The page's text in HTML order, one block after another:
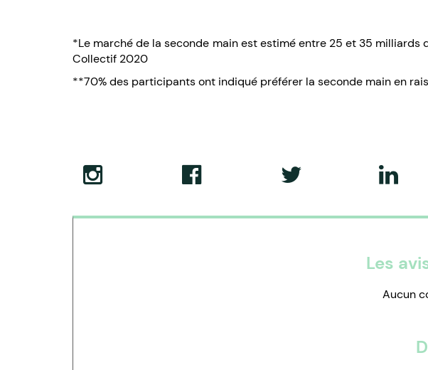
*Le marché de la seconde main est estimé entre 25 et 35 milliards
Collectif 2020
**70% des participants ont indiqué préférer la seconde main en
Les
Aucun